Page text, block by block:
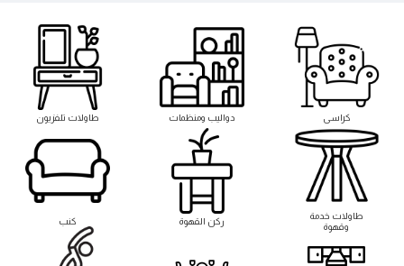
كراسى دواليب ومنظمات طاولات تلفزيون
طاوﻻت خدمة
وقهوة
ركن القهوة كنب